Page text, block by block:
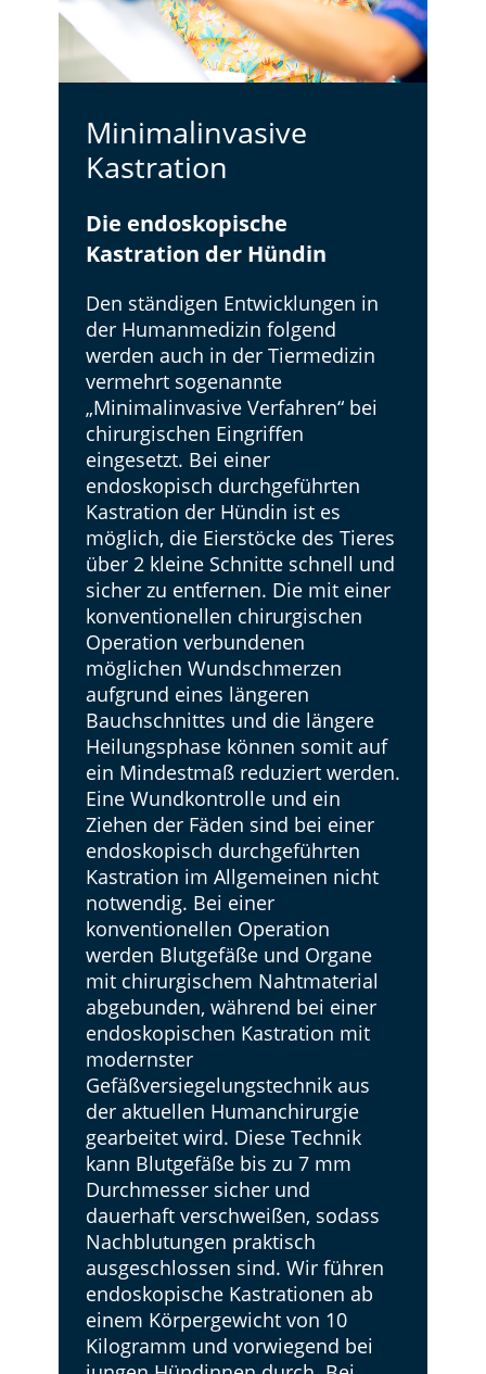
Minimalinvasive
Kastration
Die endoskopische
Kastration der Hündin
Den ständigen Entwicklungen in
der Humanmedizin folgend
werden auch in der Tiermedizin
vermehrt sogenannte
„Minimalinvasive Verfahren“ bei
chirurgischen Eingriffen
eingesetzt. Bei einer
endoskopisch durchgeführten
Kastration der Hündin ist es
möglich, die Eierstöcke des Tieres
über 2 kleine Schnitte schnell und
sicher zu entfernen. Die mit einer
konventionellen chirurgischen
Operation verbundenen
möglichen Wundschmerzen
aufgrund eines längeren
Bauchschnittes und die längere
Heilungsphase können somit auf
ein Mindestmaß reduziert werden.
Eine Wundkontrolle und ein
Ziehen der Fäden sind bei einer
endoskopisch durchgeführten
Kastration im Allgemeinen nicht
notwendig. Bei einer
konventionellen Operation
werden Blutgefäße und Organe
mit chirurgischem Nahtmaterial
abgebunden, während bei einer
endoskopischen Kastration mit
modernster
Gefäßversiegelungstechnik aus
der aktuellen Humanchirurgie
gearbeitet wird. Diese Technik
kann Blutgefäße bis zu 7 mm
Durchmesser sicher und
dauerhaft verschweißen, sodass
Nachblutungen praktisch
ausgeschlossen sind. ​Wir führen
endoskopische Kastrationen ab
einem Körpergewicht von 10
Kilogramm und vorwiegend bei